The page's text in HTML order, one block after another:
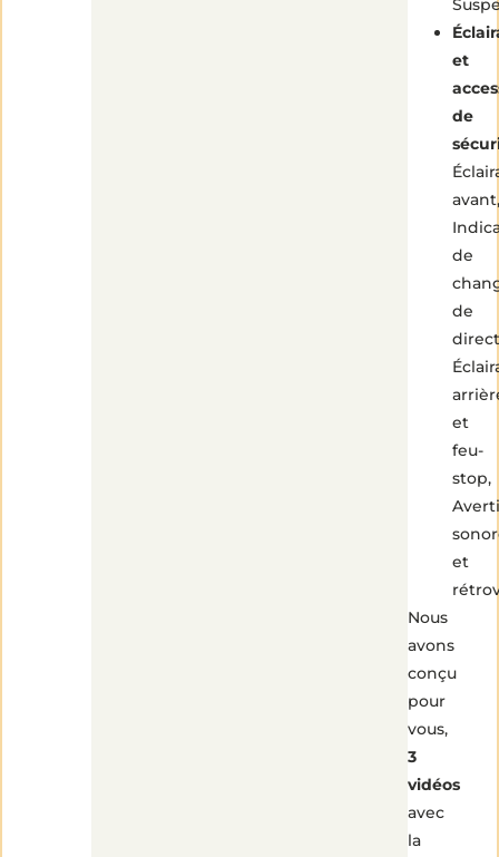
et
de
avant,
de
de
et
feu-
stop,
et
Nous
avons
conçu
pour
vous,
3
vidéos
avec
la